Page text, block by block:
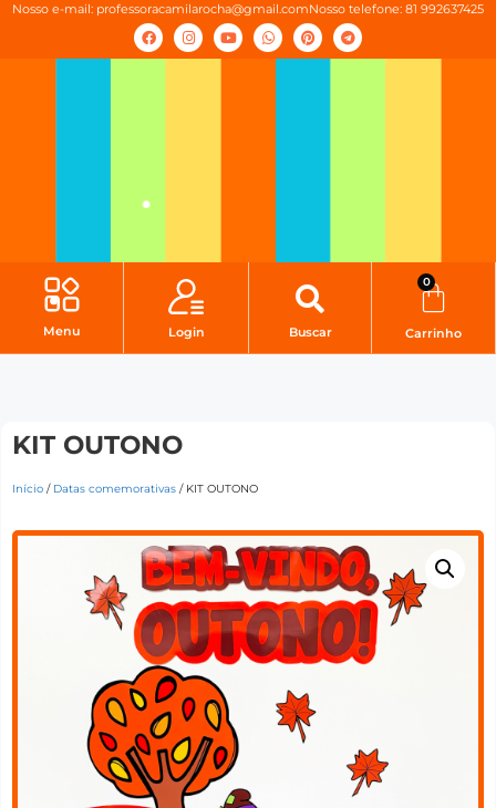
Nosso e-mail: professoracamilarocha@gmail.comNosso telefone: 81 992637425
Menu Login Buscar
0
Carrinho
KIT OUTONO
Início / Datas comemorativas / KIT OUTONO